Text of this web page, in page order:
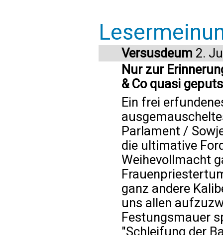
Versusdeum 2.
Nur zur
& Co quasi
Ein frei
Parlament /
die ultimative
Weihevollmacht
ganz andere
uns allen
Festungsmauer
"Schleifung der